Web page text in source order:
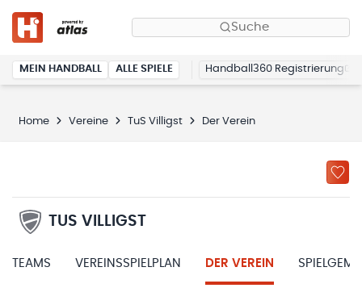
Suche
MEIN HANDBALL ALLE SPIELE Handball360 Registrierung
Home Vereine TuS Villigst Der Verein
TUS VILLIGST
TEAMS VEREINSSPIELPLAN DER VEREIN